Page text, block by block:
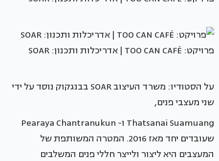
פרויקט: TOO CAN CAFÉ | אדריכלות ותכנון: SOAR
על הסטודיו: משרד העיצוב SOAR בבנגקוק נוסד על ידי
שני מעצבי פנים,
Thatsanai Suamuang ו- Pearaya Chantranukun
שעובדים יחד מאז 2016. המטרה המשותפת של
המעצבים היא ליצור ולייצר חללי פנים המשלבים